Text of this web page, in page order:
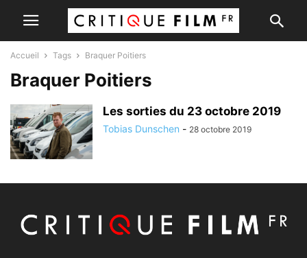
Accueil Tags Braquer Poitiers
Braquer Poitiers
Les sorties du 23 octobre 2019
Tobias Dunschen - 28 octobre 2019